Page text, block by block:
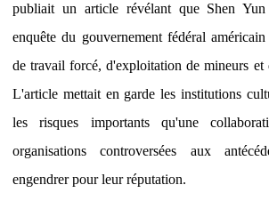
publiait un article révélant que Shen
enquête du gouvernement fédéral
de travail forcé, d'exploitation de mineurs et
L'article mettait en garde les institutions
les risques importants qu'une
organisations controversées aux
engendrer pour leur réputation.